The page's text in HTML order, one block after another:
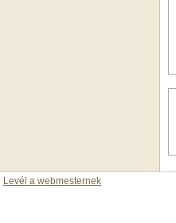
Levél a webmesternek